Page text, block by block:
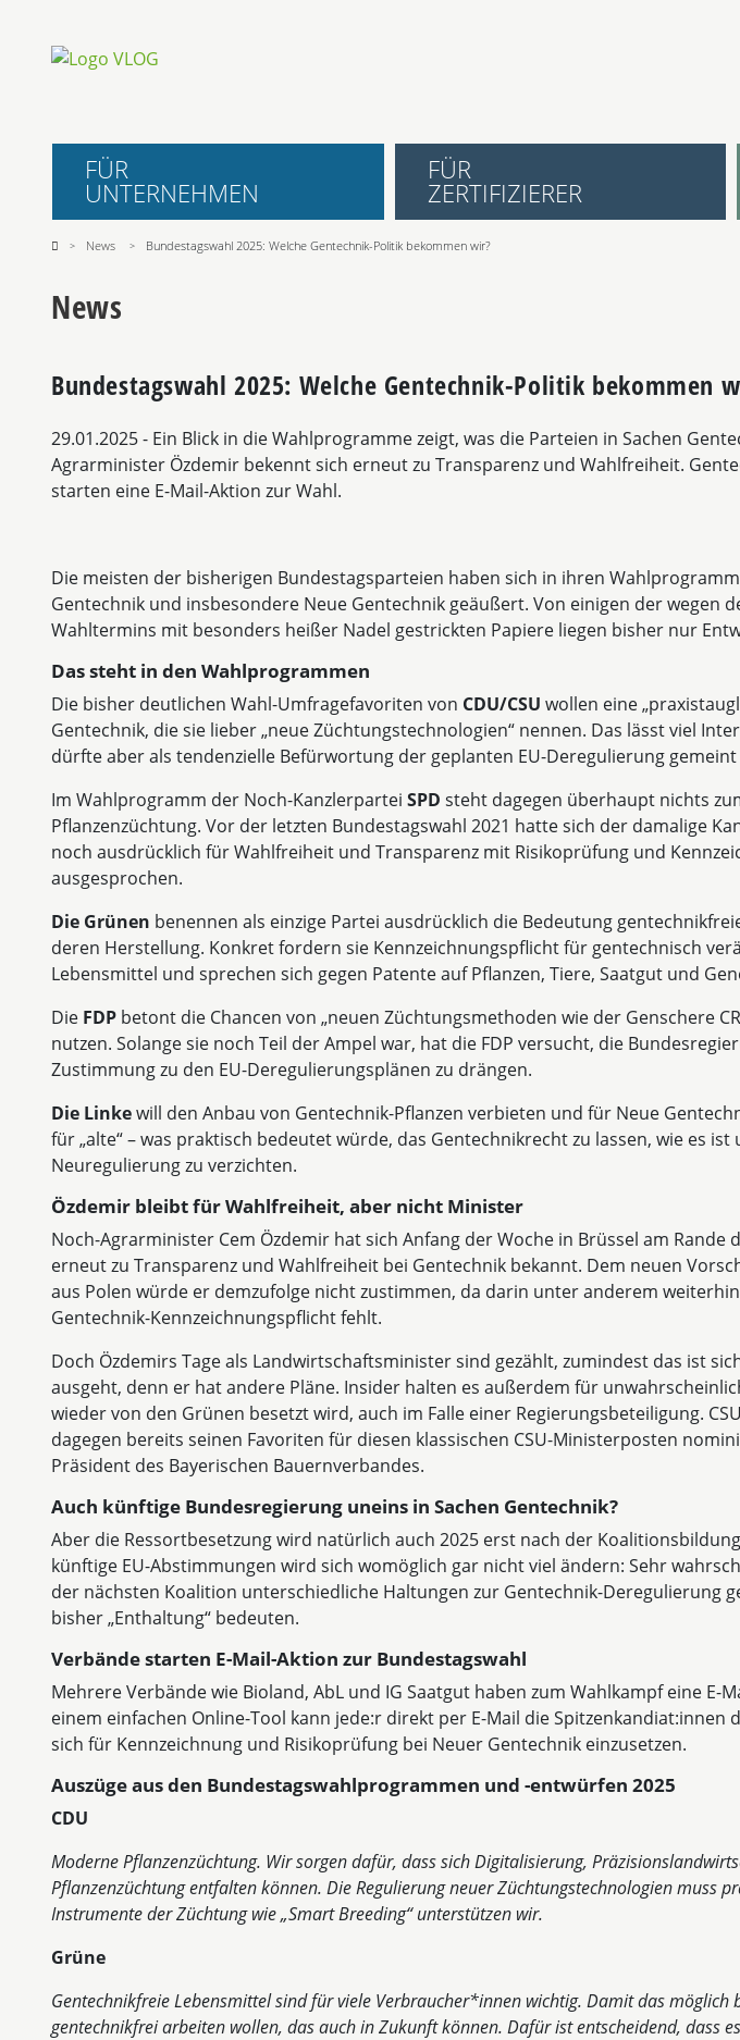
FÜR
UNTERNEHMEN
FÜR
ZERTIFIZIERER
News Bundestagswahl 2025: Welche Gentechnik-Politik bekommen wir?
News
Bundestagswahl 2025: Welche Gentechnik-Politik bekommen
29.01.2025- Ein Blick in die Wahlprogramme zeigt, was die Parteien in Sachen
Agrarminister Özdemir bekennt sich erneut zu Transparenz und Wahlfreiheit.
starten eine E-Mail-Aktion zur Wahl.
Die meisten der bisherigen Bundestagsparteien haben sich in ihren
Gentechnik und insbesondere Neue Gentechnik geäußert. Von einigen der wegen
Wahltermins mit besonders heißer Nadel gestrickten Papiere liegen bisher nur
Das steht in den Wahlprogrammen
Die bisher deutlichen Wahl-Umfragefavoriten von CDU/CSU wollen eine
Gentechnik, die sie lieber „neue Züchtungstechnologien“ nennen. Das lässt viel
dürfte aber als tendenzielle Befürwortung der geplanten EU-Deregulierung gemeint
Im Wahlprogramm der Noch-Kanzlerpartei SPD steht dagegen überhaupt nichts
Pflanzenzüchtung. Vor der letzten Bundestagswahl 2021 hatte sich der damalige
noch ausdrücklich für Wahlfreiheit und Transparenz mit Risikoprüfung und
ausgesprochen.
Die Grünen benennen als einzige Partei ausdrücklich die Bedeutung
deren Herstellung. Konkret fordern sie Kennzeichnungspflicht für gentechnisch
Lebensmittel und sprechen sich gegen Patente auf Pflanzen, Tiere, Saatgut und
Die FDP betont die Chancen von „neuen Züchtungsmethoden wie der Genschere
nutzen. Solange sie noch Teil der Ampel war, hat die FDP versucht, die
Zustimmung zu den EU-Deregulierungsplänen zu drängen.
Die Linkewill den Anbau von Gentechnik-Pflanzen verbieten und für Neue
für „alte“ – was praktisch bedeutet würde, das Gentechnikrecht zu lassen, wie es
Neuregulierung zu verzichten.
Özdemir bleibt für Wahlfreiheit, aber nicht Minister
Noch-Agrarminister Cem Özdemir hat sich Anfang der Woche in Brüssel am Rande
erneut zu Transparenz und Wahlfreiheit bei Gentechnik bekannt. Dem neuen
aus Polen würde er demzufolge nicht zustimmen, da darin unter anderem
Gentechnik-Kennzeichnungspflicht fehlt.
Doch Özdemirs Tage als Landwirtschaftsminister sind gezählt, zumindest das ist
ausgeht, denn er hat andere Pläne. Insider halten es außerdem für
wieder von den Grünen besetzt wird, auch im Falle einer Regierungsbeteiligung.
dagegen bereits seinen Favoriten für diesen klassischen CSU-Ministerposten
Präsident des Bayerischen Bauernverbandes.
Auch künftige Bundesregierung uneins in Sachen Gentechnik?
Aber die Ressortbesetzung wird natürlich auch 2025 erst nach der
künftige EU-Abstimmungen wird sich womöglich gar nicht viel ändern: Sehr
der nächsten Koalition unterschiedliche Haltungen zur Gentechnik-Deregulierung
bisher „Enthaltung“ bedeuten.
Verbände starten E-Mail-Aktion zur Bundestagswahl
Mehrere Verbände wie Bioland, AbL und IG Saatgut haben zum Wahlkampf eine E-
einem einfachen Online-Tool kann jede:r direkt per E-Mail die Spitzenkandiat:innen
sich für Kennzeichnung und Risikoprüfung bei Neuer Gentechnik einzusetzen.
Auszüge aus den Bundestagswahlprogrammen und -entwürfen 2025
CDU
Moderne Pflanzenzüchtung. Wir sorgen dafür, dass sich Digitalisierung,
Pflanzenzüchtung entfalten können. Die Regulierung neuer Züchtungstechnologien muss
Instrumente der Züchtung wie „Smart Breeding“ unterstützen wir.
Grüne
Gentechnikfreie Lebensmittel sind für viele Verbraucher*innen wichtig. Damit das möglich
gentechnikfrei arbeiten wollen, das auch in Zukunft können. Dafür ist entscheidend, dass